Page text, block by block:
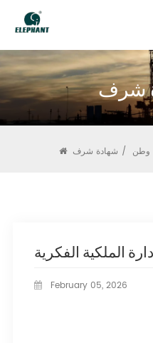
شرف
وطن / شهادة شرف
الملكية الفكرية
February 05, 2026